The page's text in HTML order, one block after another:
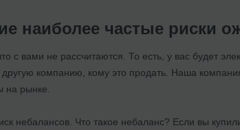
наиболее частые риски
с вами не рассчитаются. То есть, у вас будет
другую компанию, кому это продать. Наша
на рынке.
небалансов. Что такое небаланс? Если вы